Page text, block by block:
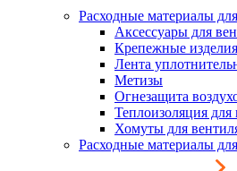
Расходные материалы
Аксессуары для
Крепежные
Лента
Метизы
Огнезащита
Теплоизоляция для
Хомуты для
Расходные материалы